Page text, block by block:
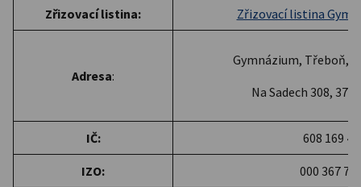
Zřizovací listina: Zřizovací listina
Adresa:
Gymnázium, Třeboň,
Na Sadech 308,
IČ: 608 169 45
IZO: 000 367